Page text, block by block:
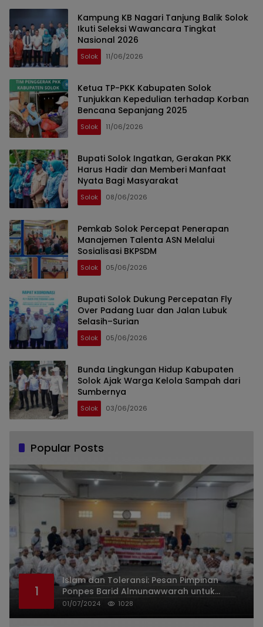
Kampung KB Nagari Tanjung Balik Solok
Ikuti Seleksi Wawancara Tingkat
Nasional 2026
Solok 11/06/2026
Ketua TP-PKK Kabupaten Solok
Tunjukkan Kepedulian terhadap Korban
Bencana Sepanjang 2025
Solok 11/06/2026
Bupati Solok Ingatkan, Gerakan PKK
Harus Hadir dan Memberi Manfaat
Nyata Bagi Masyarakat
Solok 08/06/2026
Pemkab Solok Percepat Penerapan
Manajemen Talenta ASN Melalui
Sosialisasi BKPSDM
Solok 05/06/2026
Bupati Solok Dukung Percepatan Fly
Over Padang Luar dan Jalan Lubuk
Selasih–Surian
Solok 05/06/2026
Bunda Lingkungan Hidup Kabupaten
Solok Ajak Warga Kelola Sampah dari
Sumbernya
Solok 03/06/2026
Popular Posts
1
Islam dan Toleransi: Pesan Pimpinan
Ponpes Barid Almunawwarah untuk
Indonesia
01/07/2024 1028